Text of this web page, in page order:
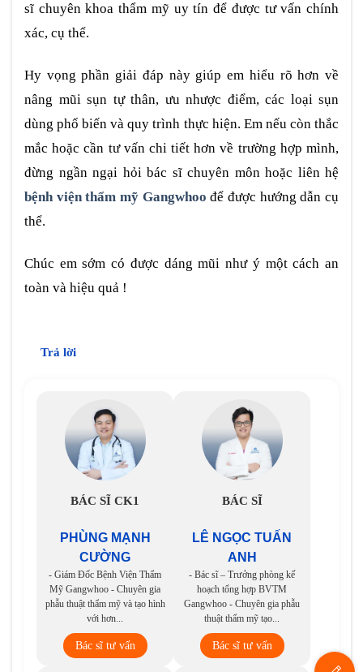
sĩ chuyên khoa thẩm mỹ uy tín để được tư vấn chính
xác, cụ thể.
Hy vọng phần giải đáp này giúp em hiểu rõ hơn về
nâng mũi sụn tự thân, ưu nhược điểm, các loại sụn
dùng phổ biến và quy trình thực hiện. Em nếu còn thắc
mắc hoặc cần tư vấn chi tiết hơn về trường hợp mình,
đừng ngần ngại hỏi bác sĩ chuyên môn hoặc liên hệ
bệnh viện thẩm mỹ Gangwhoo để được hướng dẫn cụ
thể.
Chúc em sớm có được dáng mũi như ý một cách an
toàn và hiệu quả !
Trả lời
BÁC SĨ CK1
PHÙNG MẠNH
CƯỜNG
- Giám Đốc Bệnh Viện Thẩm
Mỹ Gangwhoo - Chuyên gia
phẫu thuật thẩm mỹ và tạo hình
với hơn...
Bác sĩ tư vấn
BÁC SĨ
LÊ NGỌC TUẤN
ANH
- Bác sĩ – Trưởng phòng kế
hoạch tổng hợp BVTM
Gangwhoo - Chuyên gia phẫu
thuật thẩm mỹ tạo...
Bác sĩ tư vấn